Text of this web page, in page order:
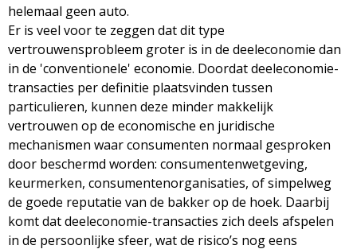
helemaal geen auto.
Er is veel voor te zeggen dat dit type
vertrouwensprobleem groter is in de deeleconomie dan
in de 'conventionele' economie. Doordat deeleconomie-
transacties per definitie plaatsvinden tussen
particulieren, kunnen deze minder makkelijk
vertrouwen op de economische en juridische
mechanismen waar consumenten normaal gesproken
door beschermd worden: consumentenwetgeving,
keurmerken, consumentenorganisaties, of simpelweg
de goede reputatie van de bakker op de hoek. Daarbij
komt dat deeleconomie-transacties zich deels afspelen
in de persoonlijke sfeer, wat de risico’s nog eens